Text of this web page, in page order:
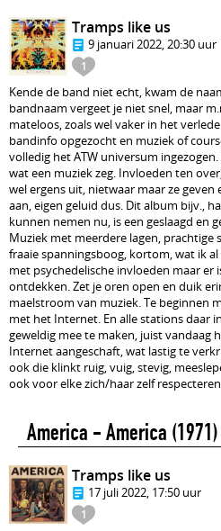
1
Tramps like us
9 januari 2022, 20:30 uur
Kende de band niet echt, kwam de
bandnaam vergeet je niet snel, maar
mateloos, zoals wel vaker in het
bandinfo opgezocht en muziek of
volledig het ATW universum
wat een muziek zeg. Invloeden ten
wel ergens uit, nietwaar maar ze geven
aan, eigen geluid dus. Dit album bijv.,
kunnen nemen nu, is een geslaagd en
Muziek met meerdere lagen,
fraaie spanningsboog, kortom, wat ik
met psychedelische invloeden maar er
ontdekken. Zet je oren open en duik
maelstroom van muziek. Te beginnen
met het Internet. En alle stations daar
geweldig mee te maken, juist vandaag
Internet aangeschaft, wat lastig te
ook die klinkt ruig, vuig, stevig,
ook voor elke zich/haar zelf
America - America (1971)
1
Tramps like us
17 juli 2022, 17:50 uur